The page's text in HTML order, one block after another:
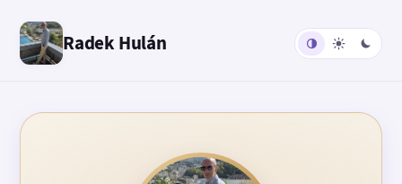
Radek Hulán